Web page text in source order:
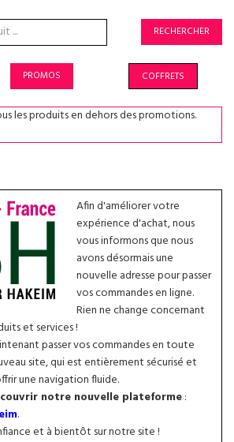
RECHERCHER
PROMOS COFFRETS
les produits en dehors des promotions.
Afin d'améliorer votre
expérience d'achat, nous
vous informons que nous
avons désormais une
nouvelle adresse pour passer
vos commandes en ligne.
Rien ne change concernant
et services !
passer vos commandes en toute
site, qui est entièrement sécurisé et
une navigation fluide.
notre nouvelle plateforme:
.
et à bientôt sur notre site !